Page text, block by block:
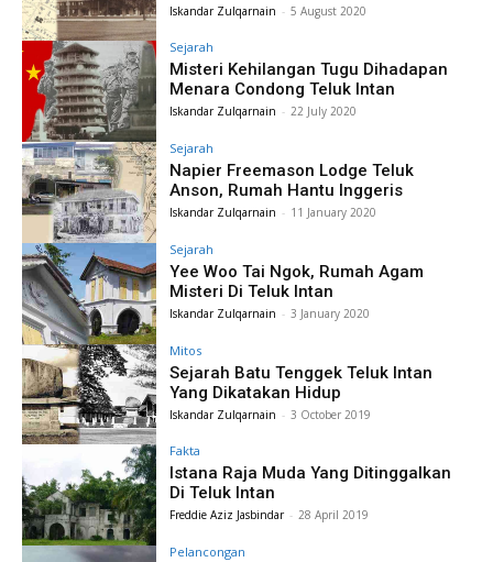
Iskandar Zulqarnain - 5 August 2020
Sejarah
Misteri Kehilangan Tugu Dihadapan
Menara Condong Teluk Intan
Iskandar Zulqarnain - 22 July 2020
Sejarah
Napier Freemason Lodge Teluk
Anson, Rumah Hantu Inggeris
Iskandar Zulqarnain - 11 January 2020
Sejarah
Yee Woo Tai Ngok, Rumah Agam
Misteri Di Teluk Intan
Iskandar Zulqarnain - 3 January 2020
Mitos
Sejarah Batu Tenggek Teluk Intan
Yang Dikatakan Hidup
Iskandar Zulqarnain - 3 October 2019
Fakta
Istana Raja Muda Yang Ditinggalkan
Di Teluk Intan
Freddie Aziz Jasbindar - 28 April 2019
Pelancongan